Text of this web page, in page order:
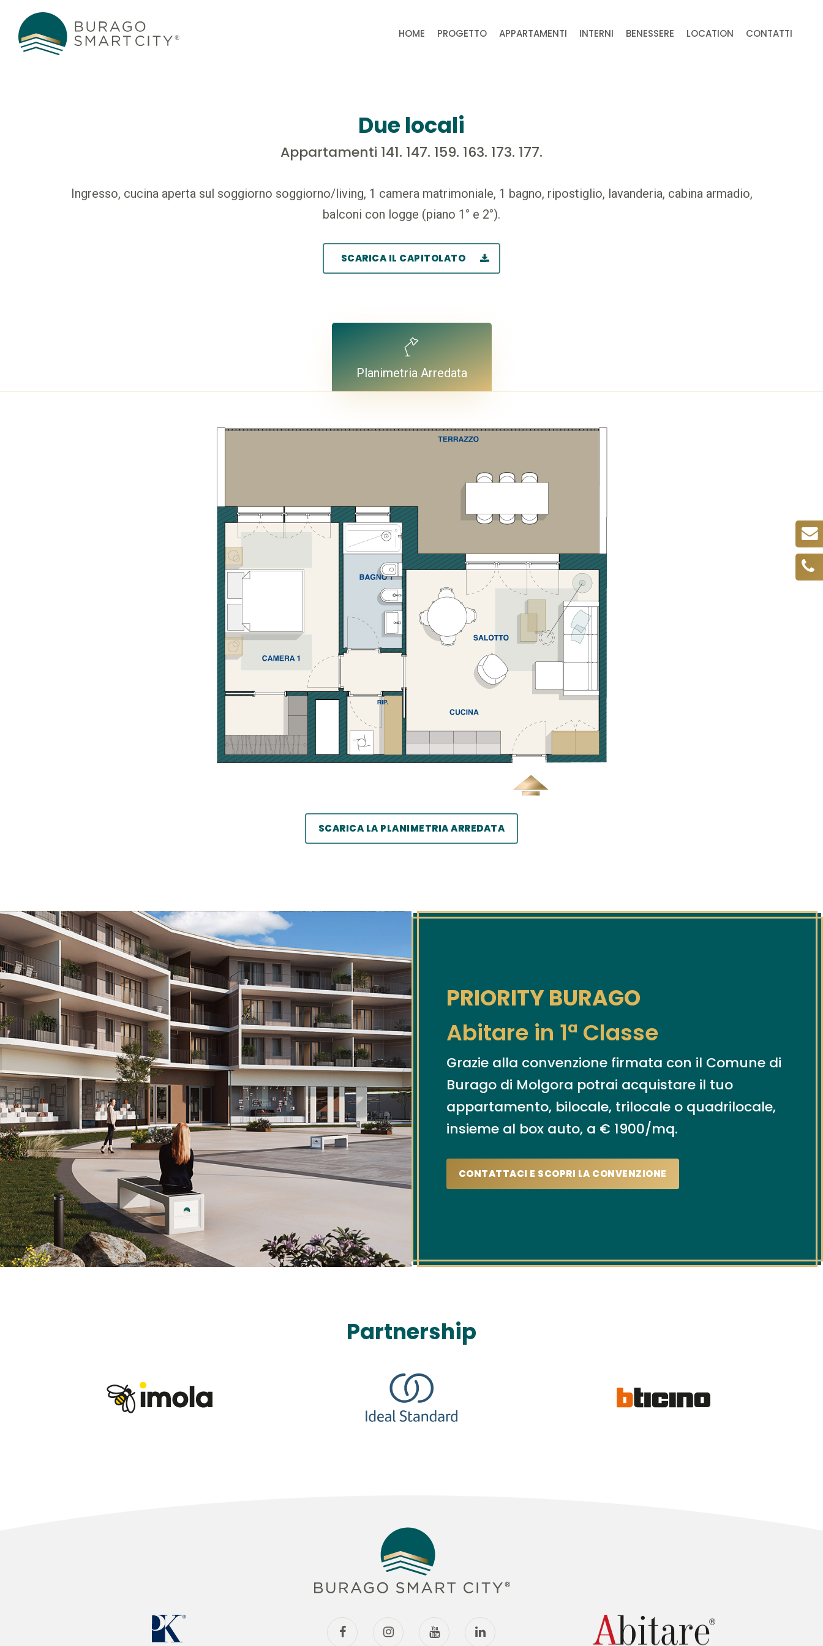
HOME PROGETTO APPARTAMENTI INTERNI BENESSERE LOCATION CONTATTI
Due locali
Appartamenti 141. 147. 159. 163. 173. 177.
Ingresso, cucina aperta sul soggiorno soggiorno/living, 1 camera matrimoniale, 1 bagno, ripostiglio, lavanderia, cabina armadio,
balconi con logge (piano 1° e 2°).
SCARICA IL CAPITOLATO
Planimetria Arredata
SCARICA LA PLANIMETRIA ARREDATA
PRIORITY BURAGO
Abitare in 1ª Classe
Grazie alla convenzione firmata con il Comune di
Burago di Molgora potrai acquistare il tuo
appartamento, bilocale, trilocale o quadrilocale,
insieme al box auto, a € 1900/mq.
CONTATTACI E SCOPRI LA CONVENZIONE
Partnership